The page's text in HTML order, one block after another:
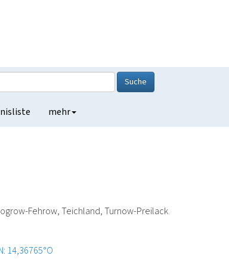
Suche
mehr
Fehrow, Teichland, Turnow-Preilack
14,36765°O